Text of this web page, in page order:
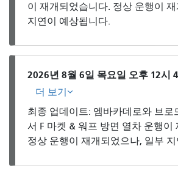
이 재개되었습니다. 정상 운행이
지연이 예상됩니다.
2026년 8월 6일 목요일 오후 12시
더 보기
최종 업데이트: 엠바카데로와 브로
서 F 마켓 & 워프 방면 열차 운행이
정상 운행이 재개되었으나, 일부